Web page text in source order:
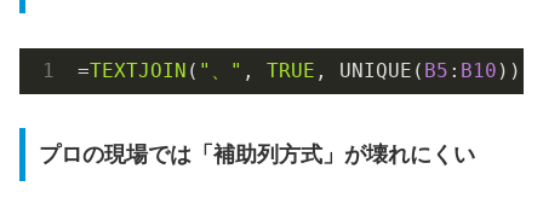
=TEXTJOIN ( "、" , TRUE , UNIQUE( B5 : B10 ))
プロの現場では「補助列方式」が壊れにくい